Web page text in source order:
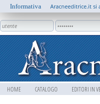
HOME CATALOGO EDITORI IN
Informativa Aracneeditrice.it